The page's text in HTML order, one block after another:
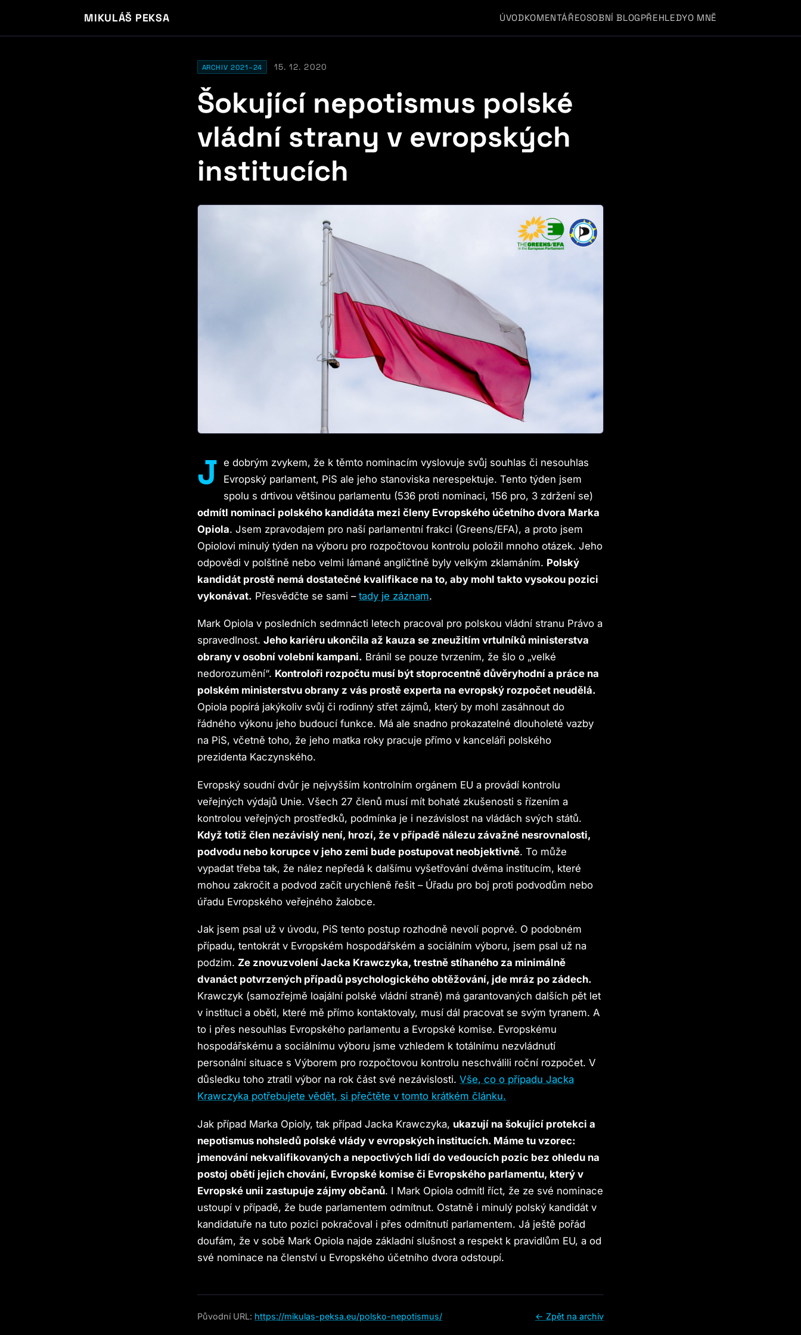
MIKULÁŠ PEKSA ÚVODKOMENTÁŘEOSOBNÍ BLOGPŘEHLEDYO MNĚ
ARCHIV 2021–24 15. 12. 2020
Šokující nepotismus polské
vládní strany v evropských
institucích
J e dobrým zvykem, že k těmto nominacím vyslovuje svůj souhlas či nesouhlas
Evropský parlament, PiS ale jeho stanoviska nerespektuje. Tento týden jsem
spolu s drtivou většinou parlamentu (536 proti nominaci, 156 pro, 3 zdržení se)
odmítl nominaci polského kandidáta mezi členy Evropského účetního dvora Marka
Opiola. Jsem zpravodajem pro naší parlamentní frakci (Greens/EFA), a proto jsem
Opiolovi minulý týden na výboru pro rozpočtovou kontrolu položil mnoho otázek. Jeho
odpovědi v polštině nebo velmi lámané angličtině byly velkým zklamáním. Polský
kandidát prostě nemá dostatečné kvalifikace na to, aby mohl takto vysokou pozici
vykonávat. Přesvědčte se sami –tady je záznam.
Mark Opiola v posledních sedmnácti letech pracoval pro polskou vládní stranu Právo a
spravedlnost.Jeho kariéru ukončila až kauza se zneužitím vrtulníků ministerstva
obrany v osobní volební kampani. Bránil se pouze tvrzením, že šlo o „velké
nedorozumění“. Kontroloři rozpočtu musí být stoprocentně důvěryhodní a práce na
polském ministerstvu obrany z vás prostě experta na evropský rozpočet neudělá.
Opiola popírá jakýkoliv svůj či rodinný střet zájmů, který by mohl zasáhnout do
řádného výkonu jeho budoucí funkce. Má ale snadno prokazatelné dlouholeté vazby
na PiS, včetně toho, že jeho matka roky pracuje přímo v kanceláři polského
prezidenta Kaczynského.
Evropský soudní dvůr je nejvyšším kontrolním orgánem EU a provádí kontrolu
veřejných výdajů Unie. Všech 27 členů musí mít bohaté zkušenosti s řízením a
kontrolou veřejných prostředků, podmínka je i nezávislost na vládách svých států.
Když totiž člen nezávislý není, hrozí, že v případě nálezu závažné nesrovnalosti,
podvodu nebo korupce v jeho zemi bude postupovat neobjektivně. To může
vypadat třeba tak, že nález nepředá k dalšímu vyšetřování dvěma institucím, které
mohou zakročit a podvod začít urychleně řešit – Úřadu pro boj proti podvodům nebo
úřadu Evropského veřejného žalobce.
Jak jsem psal už v úvodu, PiS tento postup rozhodně nevolí poprvé. O podobném
případu, tentokrát v Evropském hospodářském a sociálním výboru, jsem psal už na
podzim. Ze znovuzvolení Jacka Krawczyka, trestně stíhaného za minimálně
dvanáct potvrzených případů psychologického obtěžování, jde mráz po zádech.
Krawczyk (samozřejmě loajální polské vládní straně) má garantovaných dalších pět let
v instituci a oběti, které mě přímo kontaktovaly, musí dál pracovat se svým tyranem. A
to i přes nesouhlas Evropského parlamentu a Evropské komise. Evropskému
hospodářskému a sociálnímu výboru jsme vzhledem k totálnímu nezvládnutí
personální situace s Výborem pro rozpočtovou kontrolu neschválili roční rozpočet. V
důsledku toho ztratil výbor na rok část své nezávislosti.Vše, co o případu Jacka
Krawczyka potřebujete vědět, si přečtěte v tomto krátkém článku.
Jak případ Marka Opioly, tak případ Jacka Krawczyka, ukazují na šokující protekci a
nepotismus nohsledů polské vlády v evropských institucích. Máme tu vzorec:
jmenování nekvalifikovaných a nepoctivých lidí do vedoucích pozic bez ohledu na
postoj obětí jejich chování, Evropské komise či Evropského parlamentu, který v
Evropské unii zastupuje zájmy občanů. I Mark Opiola odmítl říct, že ze své nominace
ustoupí v případě, že bude parlamentem odmítnut. Ostatně i minulý polský kandidát v
kandidatuře na tuto pozici pokračoval i přes odmítnutí parlamentem. Já ještě pořád
doufám, že v sobě Mark Opiola najde základní slušnost a respekt k pravidlům EU, a od
své nominace na členství u Evropského účetního dvora odstoupí.
Původní URL: https://mikulas-peksa.eu/polsko-nepotismus/ ← Zpět na archiv